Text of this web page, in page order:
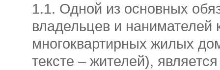
1.1. Одной из основных
владельцев и нанимателей
многоквартирных жилых
тексте – жителей),